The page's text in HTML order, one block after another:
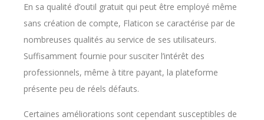
En sa qualité d’outil gratuit qui peut être employé même
sans création de compte, Flaticon se caractérise par de
nombreuses qualités au service de ses utilisateurs.
Suffisamment fournie pour susciter l’intérêt des
professionnels, même à titre payant, la plateforme
présente peu de réels défauts.
Certaines améliorations sont cependant susceptibles de